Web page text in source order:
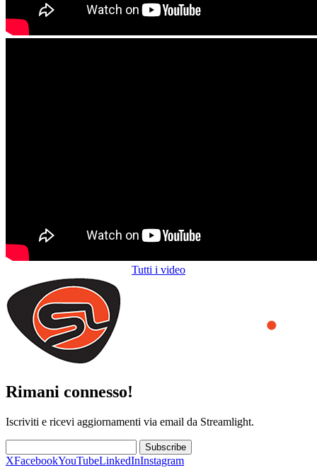
Tutti i video
Rimani connesso!
Iscriviti e ricevi aggiornamenti via email da Streamlight.
Subscribe
XFacebookYouTubeLinkedInInstagram